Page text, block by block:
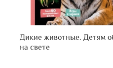
Дикие животные. Детям
на свете